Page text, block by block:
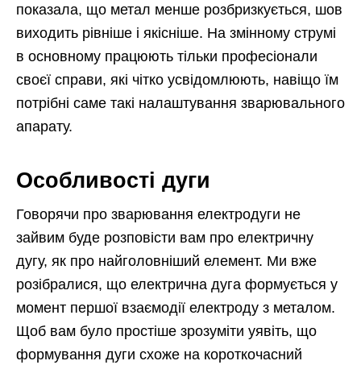
показала, що метал менше розбризкується, шов
виходить рівніше і якісніше. На змінному струмі
в основному працюють тільки професіонали
своєї справи, які чітко усвідомлюють, навіщо їм
потрібні саме такі налаштування зварювального
апарату.
Особливості дуги
Говорячи про зварювання електродуги не
зайвим буде розповісти вам про електричну
дугу, як про найголовніший елемент. Ми вже
розібралися, що електрична дуга формується у
момент першої взаємодії електроду з металом.
Щоб вам було простіше зрозуміти уявіть, що
формування дуги схоже на короткочасний